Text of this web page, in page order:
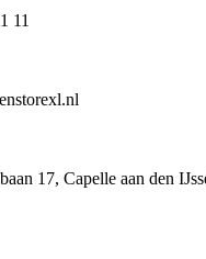
11
17, Capelle aan den